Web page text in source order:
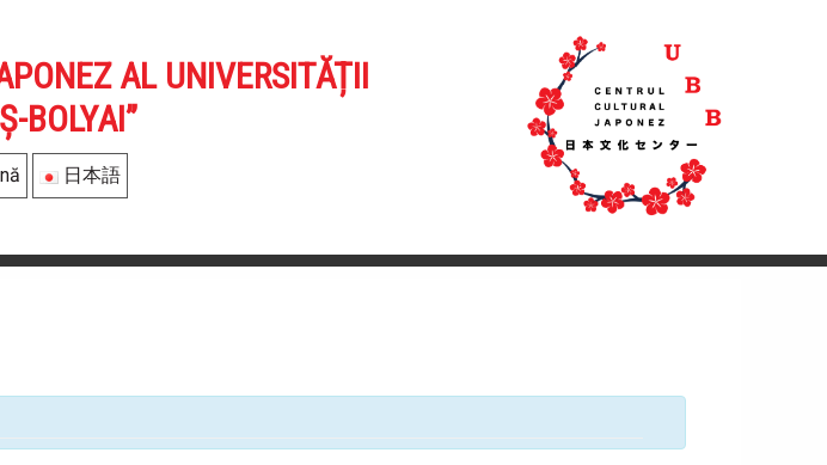
AL UNIVERSITĂȚII
BOLYAI”
日本語